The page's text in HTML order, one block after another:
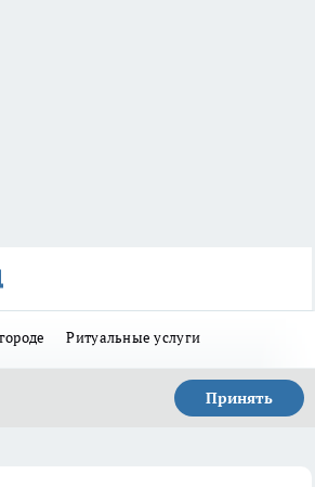
Ритуальные услуги
Принять